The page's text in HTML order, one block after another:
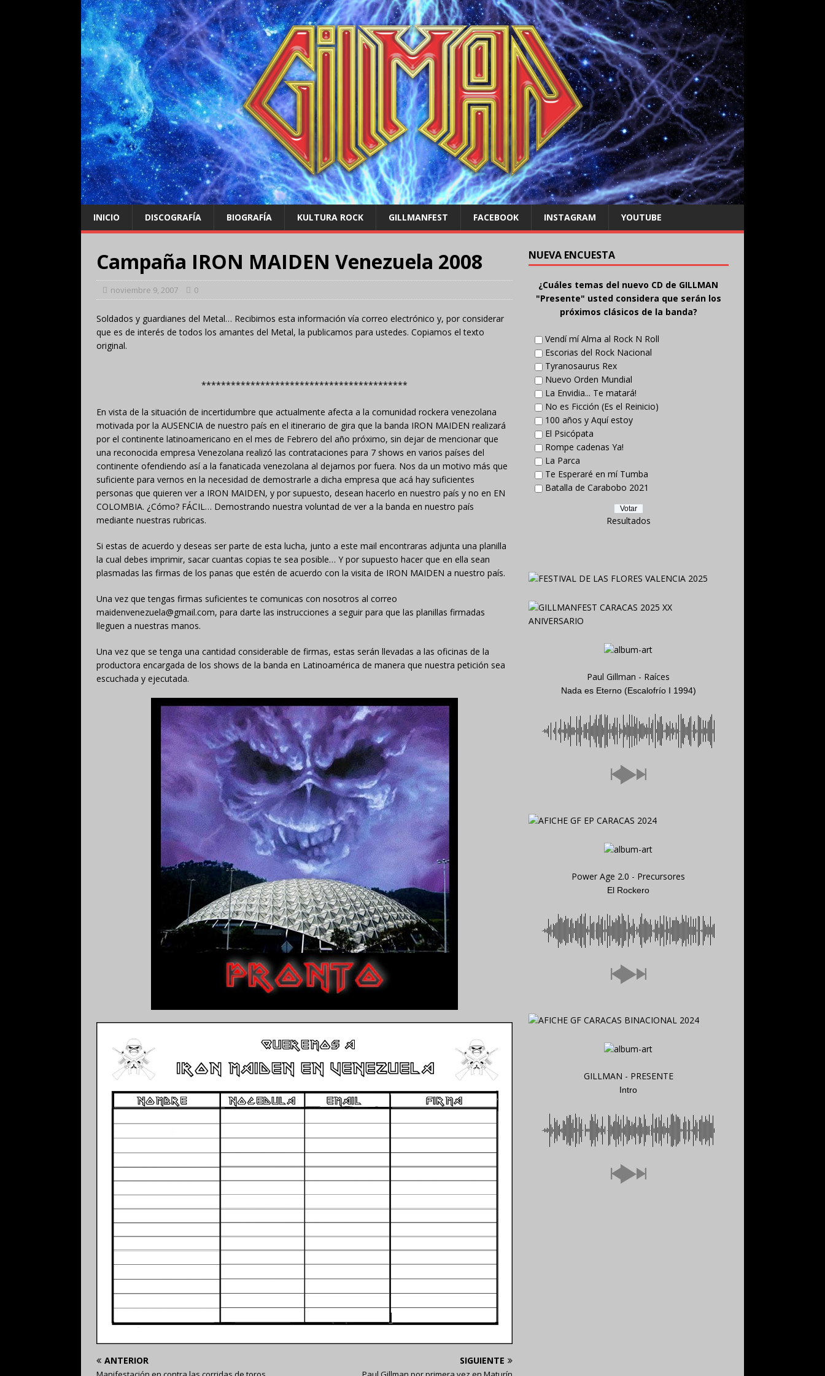
INICIO DISCOGRAFÍA BIOGRAFÍA KULTURA ROCK GILLMANFEST FACEBOOK INSTAGRAM YOUTUBE
Campaña IRON MAIDEN Venezuela 2008
noviembre 9, 2007 0
Soldados y guardianes del Metal… Recibimos esta información vía correo electrónico y, por considerar
que es de interés de todos los amantes del Metal, la publicamos para ustedes. Copiamos el texto
original.
******************************************
En vista de la situación de incertidumbre que actualmente afecta a la comunidad rockera venezolana
motivada por la AUSENCIA de nuestro país en el itinerario de gira que la banda IRON MAIDEN realizará
por el continente latinoamericano en el mes de Febrero del año próximo, sin dejar de mencionar que
una reconocida empresa Venezolana realizó las contrataciones para 7 shows en varios países del
continente ofendiendo así a la fanaticada venezolana al dejarnos por fuera. Nos da un motivo más que
suficiente para vernos en la necesidad de demostrarle a dicha empresa que acá hay suficientes
personas que quieren ver a IRON MAIDEN, y por supuesto, desean hacerlo en nuestro país y no en EN
COLOMBIA. ¿Cómo? FÁCIL… Demostrando nuestra voluntad de ver a la banda en nuestro país
mediante nuestras rubricas.
Si estas de acuerdo y deseas ser parte de esta lucha, junto a este mail encontraras adjunta una planilla
la cual debes imprimir, sacar cuantas copias te sea posible… Y por supuesto hacer que en ella sean
plasmadas las firmas de los panas que estén de acuerdo con la visita de IRON MAIDEN a nuestro país.
Una vez que tengas firmas suficientes te comunicas con nosotros al correo
maidenvenezuela@gmail.com, para darte las instrucciones a seguir para que las planillas firmadas
lleguen a nuestras manos.
Una vez que se tenga una cantidad considerable de firmas, estas serán llevadas a las oficinas de la
productora encargada de los shows de la banda en Latinoamérica de manera que nuestra petición sea
escuchada y ejecutada.
ANTERIOR SIGUIENTE
NUEVA ENCUESTA
¿Cuáles temas del nuevo CD de GILLMAN
"Presente" usted considera que serán los
próximos clásicos de la banda?
Vendí mí Alma al Rock N Roll
Escorias del Rock Nacional
Tyranosaurus Rex
Nuevo Orden Mundial
La Envidia... Te matará!
No es Ficción (Es el Reinicio)
100 años y Aquí estoy
El Psicópata
Rompe cadenas Ya!
La Parca
Te Esperaré en mí Tumba
Batalla de Carabobo 2021
Resultados
Paul Gillman - Raíces
Nada es Eterno (Escalofrío I 1994)
Power Age 2.0 - Precursores
El Rockero
GILLMAN - PRESENTE
Intro